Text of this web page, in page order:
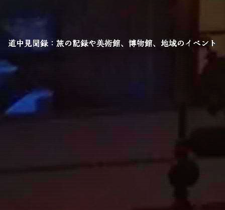
道中見聞録：旅の記録や美術館、博物館、地域のイベント